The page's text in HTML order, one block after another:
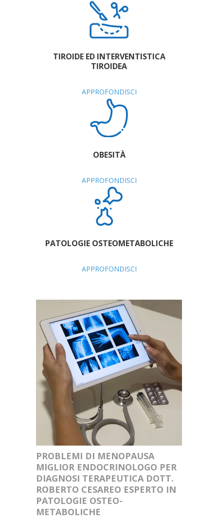
TIROIDE ED INTERVENTISTICA
TIROIDEA
APPROFONDISCI
OBESITÀ
APPROFONDISCI
PATOLOGIE OSTEOMETABOLICHE
APPROFONDISCI
PROBLEMI DI MENOPAUSA
MIGLIOR ENDOCRINOLOGO PER
DIAGNOSI TERAPEUTICA DOTT.
ROBERTO CESAREO ESPERTO IN
PATOLOGIE OSTEO-
METABOLICHE